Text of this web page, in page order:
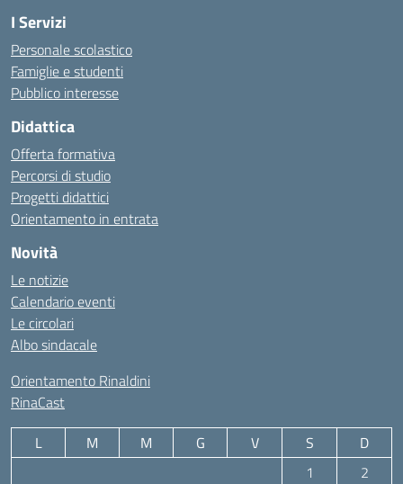
I Servizi
Personale scolastico
Famiglie e studenti
Pubblico interesse
Didattica
Offerta formativa
Percorsi di studio
Progetti didattici
Orientamento in entrata
Novità
Le notizie
Calendario eventi
Le circolari
Albo sindacale
Orientamento Rinaldini
RinaCast
L M M G V S
D
1
2